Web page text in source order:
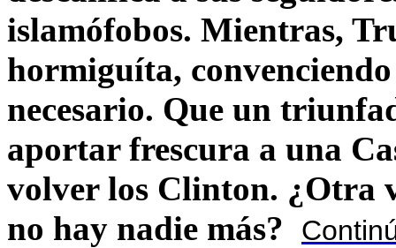
islamófobos. Mientras,
hormiguíta,
necesario. Que un
aportar frescura a una
volver los Clinton. ¿Otra
no hay nadie más?